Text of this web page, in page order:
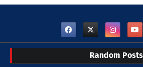
Random Posts